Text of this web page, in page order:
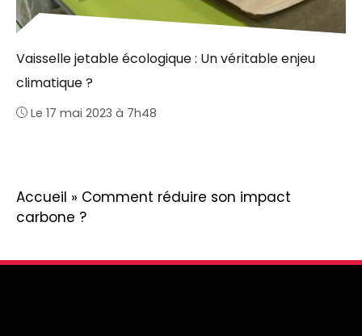
Vaisselle jetable écologique : Un véritable enjeu
climatique ?
Le 17 mai 2023 à 7h48
Accueil » Comment réduire son impact
carbone ?